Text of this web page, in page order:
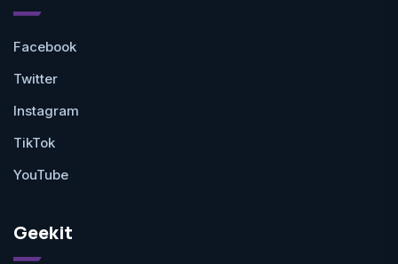
Facebook
Twitter
Instagram
TikTok
YouTube
Geekit